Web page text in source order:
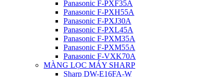
Panasonic F-PXF35A
Panasonic F-PXH55A
Panasonic F-PXJ30A
Panasonic F-PXL45A
Panasonic F-PXM35A
Panasonic F-PXM55A
Panasonic F-VXK70A
MÀNG LỌC MÁY SHARP
Sharp DW-E16FA-W